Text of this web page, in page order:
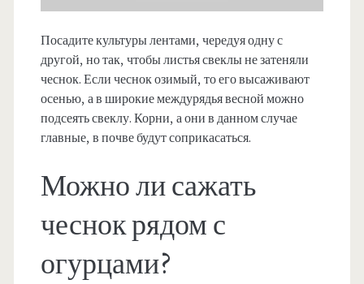
Посадите культуры лентами, чередуя одну с
другой, но так, чтобы листья свеклы не затеняли
чеснок. Если чеснок озимый, то его высаживают
осенью, а в широкие междурядья весной можно
подсеять свеклу. Корни, а они в данном случае
главные, в почве будут соприкасаться.
Можно ли сажать
чеснок рядом с
огурцами?